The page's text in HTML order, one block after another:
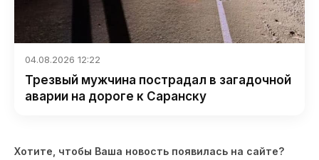
04.08.2026 12:22
Трезвый мужчина пострадал в загадочной
аварии на дороге к Саранску
Хотите, чтобы Ваша новость появилась на сайте?